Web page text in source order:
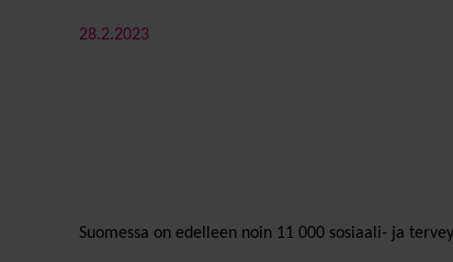
28.2.2023
Suomessa on edelleen noin 11 000 sosiaali- ja